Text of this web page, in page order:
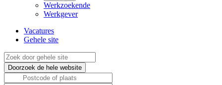
Werkzoekende
Werkgever
Vacatures
Gehele site